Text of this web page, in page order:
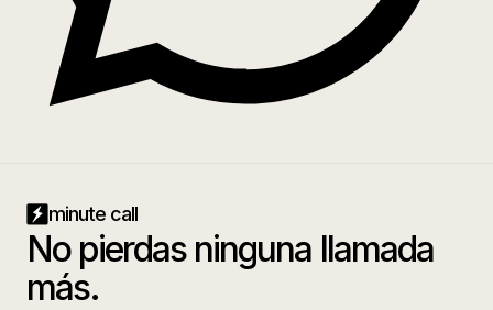
minute call
No pierdas ninguna llamada
más.